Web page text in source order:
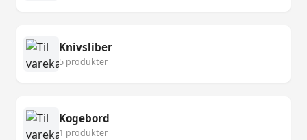
Knivsliber
5 produkter
Kogebord
1 produkter